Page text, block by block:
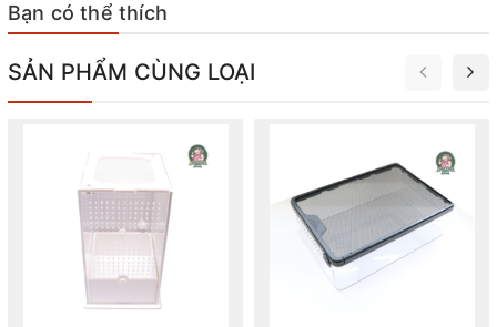
Bạn có thể thích
SẢN PHẨM CÙNG LOẠI